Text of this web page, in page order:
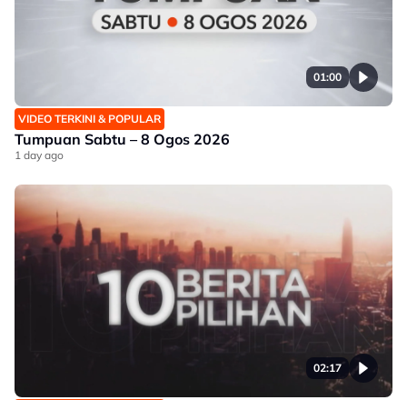
01:00
VIDEO TERKINI & POPULAR
Tumpuan Sabtu – 8 Ogos 2026
1 day ago
02:17